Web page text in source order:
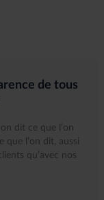
de tous
dit ce que l’on
que l’on dit, aussi
qu’avec nos